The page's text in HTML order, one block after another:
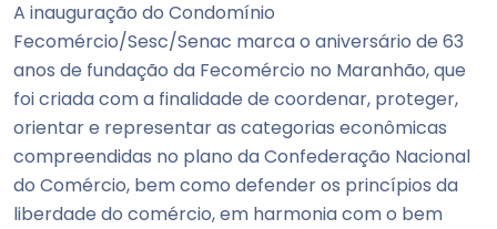
A inauguração do Condomínio
Fecomércio/Sesc/Senac marca o aniversário de 63
anos de fundação da Fecomércio no Maranhão, que
foi criada com a finalidade de coordenar, proteger,
orientar e representar as categorias econômicas
compreendidas no plano da Confederação Nacional
do Comércio, bem como defender os princípios da
liberdade do comércio, em harmonia com o bem